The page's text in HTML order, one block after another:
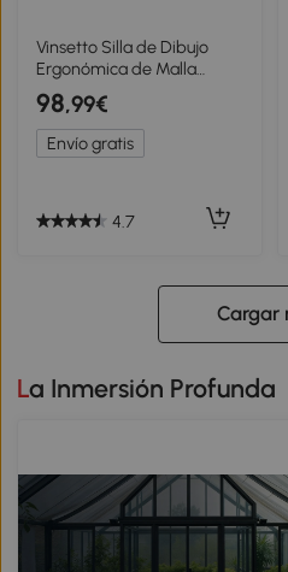
Vinsetto Silla de Dibujo
Ergonómica de Malla
Giratoria con
Reposabrazos y
Reposapiés Ajustable
59x59x95-115 cm Negro
98,99€
Envío gratis
4.7
Cargar
La Inmersión Profunda